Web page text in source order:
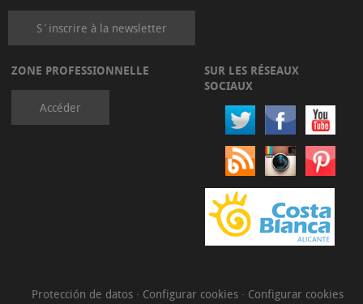
S´inscrire à la newsletter
ZONE PROFESSIONNELLE
Accéder
SUR LES RÉSEAUX
SOCIAUX
Protección de datos · Configurar cookies · Configurar cookies